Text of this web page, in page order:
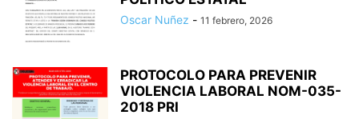
Oscar Nuñez - 11 febrero, 2026
PROTOCOLO PARA PREVENIR
VIOLENCIA LABORAL NOM-035-
2018 PRI